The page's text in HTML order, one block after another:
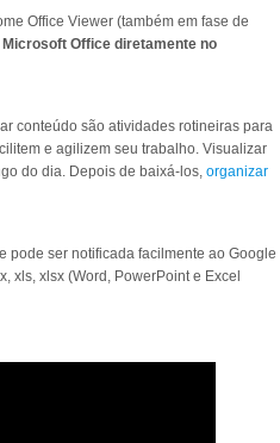
Office Viewer (também em fase de
Office diretamente no
conteúdo são atividades rotineiras para
e agilizem seu trabalho. Visualizar
do dia. Depois de baixá-los, organizar
pode ser notificada facilmente ao Google
xls, xlsx (Word, PowerPoint e Excel